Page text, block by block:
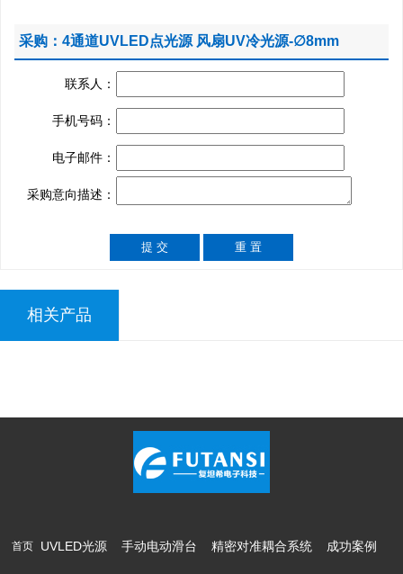
采购：4通道UVLED点光源 风扇UV冷光源-∅8mm
联系人：
手机号码：
电子邮件：
采购意向描述：
相关产品
首页 UVLED光源 手动电动滑台 精密对准耦合系统 成功案例